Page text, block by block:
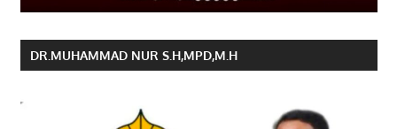
DR.MUHAMMAD NUR S.H,MPD,M.H